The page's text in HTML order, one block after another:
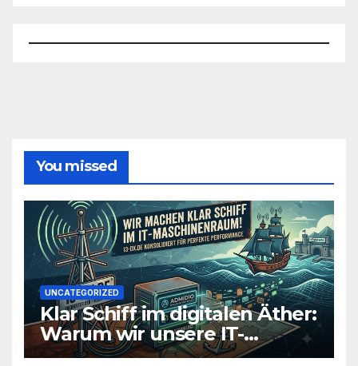
You missed
UNCATEGORIZED
Klar Schiff im digitalen Äther:
Warum wir unsere IT-
Infrastruktur konsolidieren